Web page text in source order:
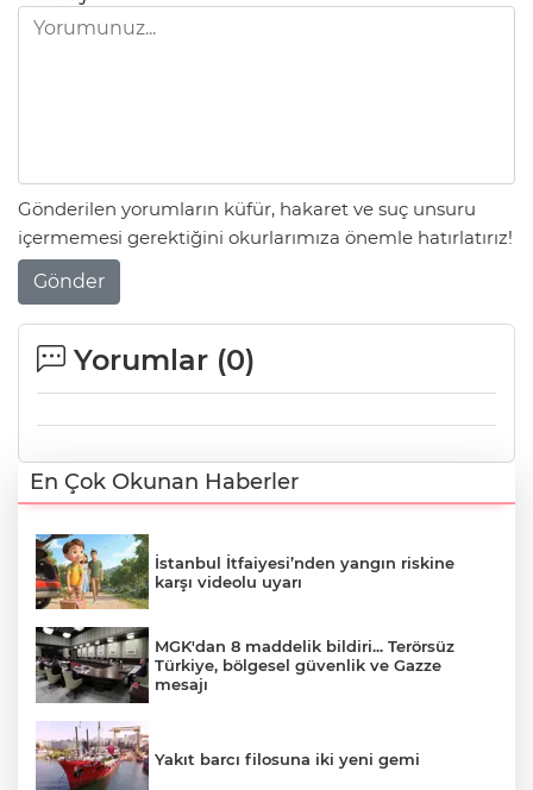
Gönderilen yorumların küfür, hakaret ve suç unsuru
içermemesi gerektiğini okurlarımıza önemle hatırlatırız!
Gönder
Yorumlar (0)
En Çok Okunan Haberler
İstanbul İtfaiyesi’nden yangın riskine
karşı videolu uyarı
MGK'dan 8 maddelik bildiri... Terörsüz
Türkiye, bölgesel güvenlik ve Gazze
mesajı
Yakıt barcı filosuna iki yeni gemi